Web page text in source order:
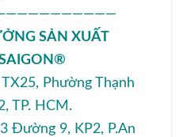
SẢN XUẤT
Phường Thạnh
TP. HCM.
Đường 9, KP2, P.An